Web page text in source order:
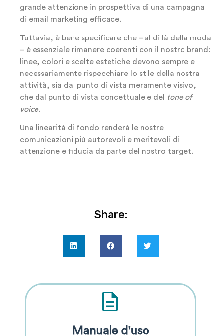
grande attenzione in prospettiva di una campagna
di email marketing efficace.
Tuttavia, è bene specificare che – al di là della moda
– è essenziale rimanere coerenti con il nostro brand:
linee, colori e scelte estetiche devono sempre e
necessariamente rispecchiare lo stile della nostra
attività, sia dal punto di vista meramente visivo,
che dal punto di vista concettuale e del
tone of
voice.
Una linearità di fondo renderà le nostre
comunicazioni più autorevoli e meritevoli di
attenzione e fiducia da parte del nostro target.
Share: